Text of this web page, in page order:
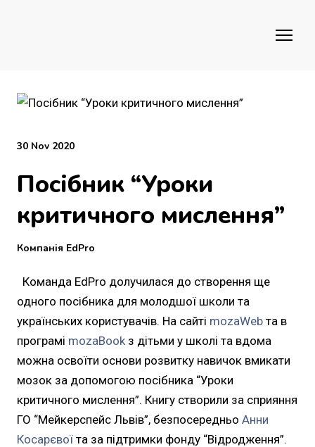
30 Nov 2020
Посібник “Уроки
критичного мислення”
Компанія EdPro
Команда EdPro долучилася до створення ще
одного посібника для молодшої школи та
українських користувачів. На сайті mozaWeb та в
програмі mozaBook з дітьми у школі та вдома
можна освоїти основи розвитку навичок вмикати
мозок за допомогою посібника “Уроки
критичного мислення”. Книгу створили за сприяння
ГО “Мейкерспейс Львів”, безпосередньо Анни
Косарєвої та за підтримки фонду “Відродження”.